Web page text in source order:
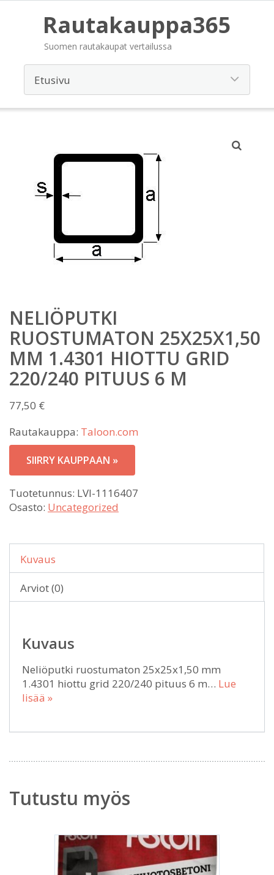
Rautakauppa365
Suomen rautakaupat vertailussa
NELIÖPUTKI
RUOSTUMATON 25X25X1,50
MM 1.4301 HIOTTU GRID
220/240 PITUUS 6 M
77,50 €
Rautakauppa: Taloon.com
SIIRRY KAUPPAAN »
Tuotetunnus: LVI-1116407
Osasto: Uncategorized
Kuvaus
Arviot (0)
Kuvaus
Neliöputki ruostumaton 25x25x1,50 mm
1.4301 hiottu grid 220/240 pituus 6 m… Lue
lisää »
Tutustu myös